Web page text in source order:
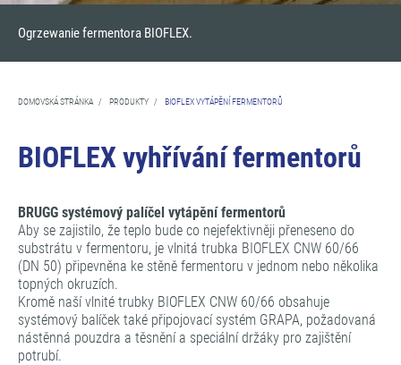
Ogrzewanie fermentora BIOFLEX.
DOMOVSKÁ STRÁNKA / PRODUKTY / BIOFLEX VYTÁPĚNÍ FERMENTORŮ
BIOFLEX vyhřívání fermentorů
BRUGG systémový palíčel vytápění fermentorů
Aby se zajistilo, že teplo bude co nejefektivněji přeneseno do
substrátu v fermentoru, je vlnitá trubka BIOFLEX CNW 60/66
(DN 50) připevněna ke stěně fermentoru v jednom nebo několika
topných okruzích.
Kromě naší vlnité trubky BIOFLEX CNW 60/66 obsahuje
systémový balíček také připojovací systém GRAPA, požadovaná
nástěnná pouzdra a těsnění a speciální držáky pro zajištění
potrubí.